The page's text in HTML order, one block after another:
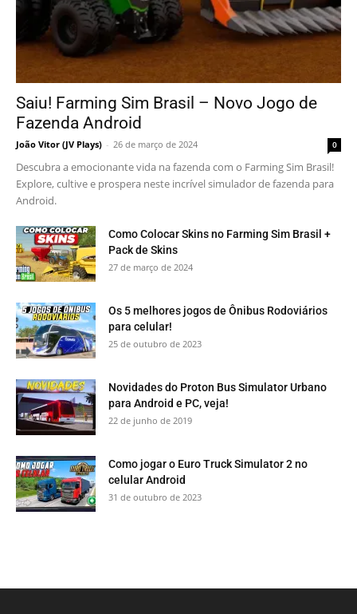
Saiu! Farming Sim Brasil – Novo Jogo de
Fazenda Android
João Vitor (JV Plays) - 26 de março de 2024 0
Descubra a emocionante vida na fazenda com o Farming Sim Brasil!
Explore, cultive e prospera neste incrível simulador de fazenda para
Android.
Como Colocar Skins no Farming Sim Brasil +
Pack de Skins
27 de março de 2024
Os 5 melhores jogos de Ônibus Rodoviários
para celular!
25 de outubro de 2023
Novidades do Proton Bus Simulator Urbano
para Android e PC, veja!
22 de junho de 2019
Como jogar o Euro Truck Simulator 2 no
celular Android
31 de outubro de 2023